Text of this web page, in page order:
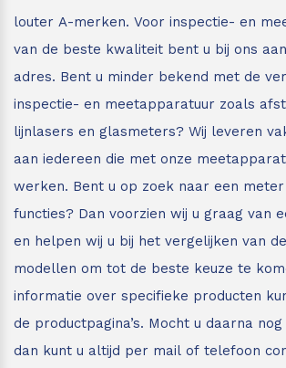
louter A-merken. Voor inspectie- en
van de beste kwaliteit bent u bij ons
adres. Bent u minder bekend met de
inspectie- en meetapparatuur zoals
lijnlasers en glasmeters? Wij leveren
aan iedereen die met onze
werken. Bent u op zoek naar een
functies? Dan voorzien wij u graag van
en helpen wij u bij het vergelijken van
modellen om tot de beste keuze te
informatie over specifieke producten
de productpagina’s. Mocht u daarna
dan kunt u altijd per mail of telefoon